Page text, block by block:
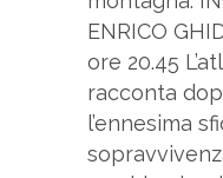
ENRICO
ore 20.45
racconta
l’ennesima